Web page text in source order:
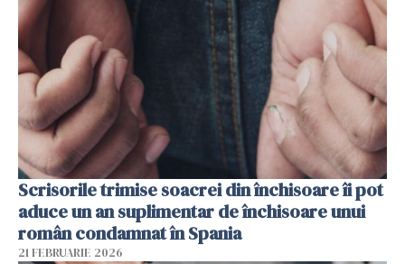
Scrisorile trimise soacrei din închisoare îi pot
aduce un an suplimentar de închisoare unui
român condamnat în Spania
21 FEBRUARIE 2026